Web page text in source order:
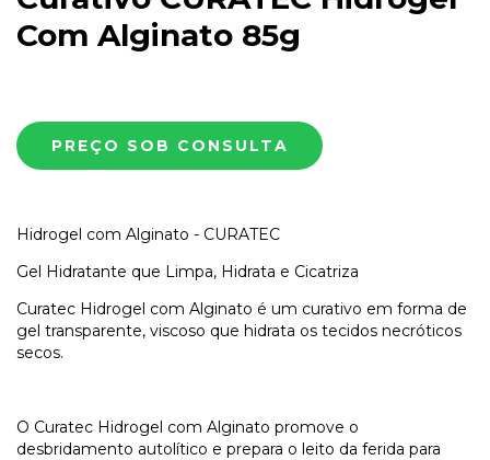
Com Alginato 85g
Hidrogel com Alginato - CURATEC
Gel Hidratante que Limpa, Hidrata e Cicatriza
Curatec Hidrogel com Alginato é um curativo em forma de
gel transparente, viscoso que hidrata os tecidos necróticos
secos.
O Curatec Hidrogel com Alginato promove o
desbridamento autolítico e prepara o leito da ferida para